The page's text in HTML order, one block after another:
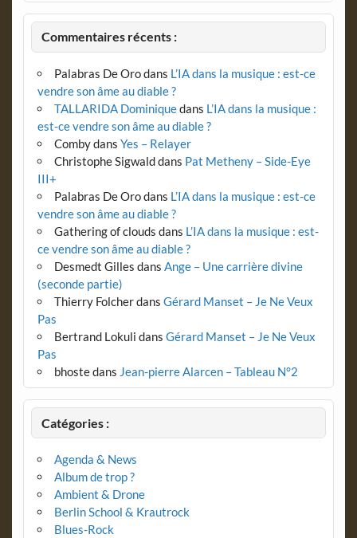
Commentaires récents :
Palabras De Orodans L’IA dans la musique : est-ce
vendre son âme au diable ?
TALLARIDA Dominiquedans L’IA dans la musique :
est-ce vendre son âme au diable ?
Combydans Yes – Relayer
Christophe Sigwalddans Pat Metheny – Side-Eye
III+
Palabras De Orodans L’IA dans la musique : est-ce
vendre son âme au diable ?
Gathering of clouds dans L’IA dans la musique : est-
ce vendre son âme au diable ?
Desmedt Gilles dans Ange – Une carrière divine
(seconde partie)
Thierry Folcherdans Gérard Manset – Je Ne Veux
Pas
Bertrand Lokuli dans Gérard Manset – Je Ne Veux
Pas
bhostedans Jean-pierre Alarcen – Tableau N°2
Catégories :
Agenda & News
Album de trop ?
Ambient & Drone
Berlin School & Krautrock
Blues-Rock